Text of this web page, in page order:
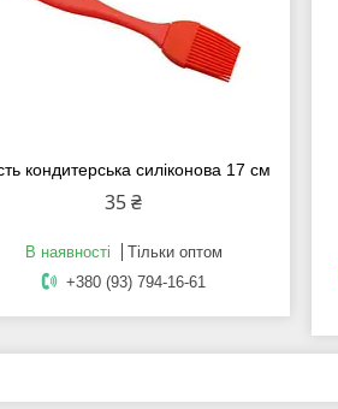
кондитерська силіконова 17 см
35 ₴
В наявності
Тільки оптом
+380 (93) 794-16-61